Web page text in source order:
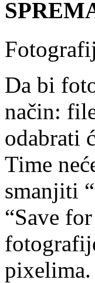
Da bi
način:
odabrati
Time
smanjiti
“Save
pixelima.